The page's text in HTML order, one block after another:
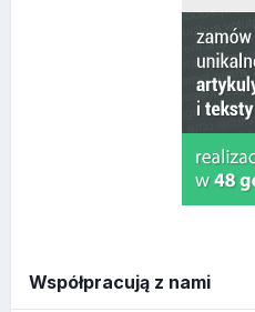
Współpracują z nami